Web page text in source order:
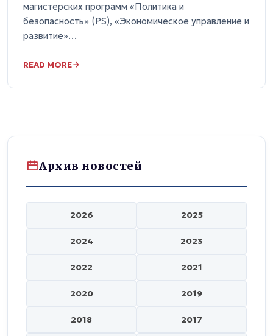
магистерских программ «Политика и
безопасность» (PS), «Экономическое управление и
развитие»…
READ MORE
Архив новостей
2026 2025
2024 2023
2022 2021
2020 2019
2018 2017